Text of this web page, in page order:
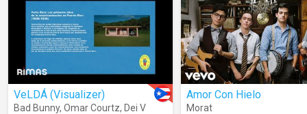
VeLDÁ (Visualizer)
Bad Bunny, Omar Courtz, Dei V
Amor Con Hielo
Morat